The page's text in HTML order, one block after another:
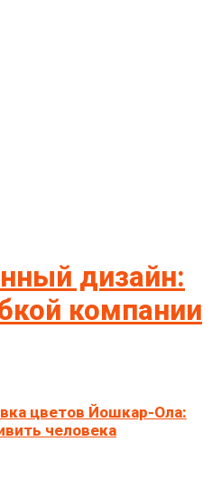
дизайн:
компании
цветов Йошкар-Ола:
человека